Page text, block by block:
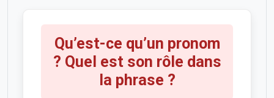
Qu’est-ce qu’un pronom
? Quel est son rôle dans
la phrase ?